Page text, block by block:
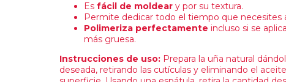
Es fácil de moldeary por su textura.
Permite dedicar todo el tiempo que necesites
Polimeriza perfectamente incluso si se
más gruesa.
Instrucciones de uso:Prepara la uña natural
deseada, retirando las cutículas y eliminando el